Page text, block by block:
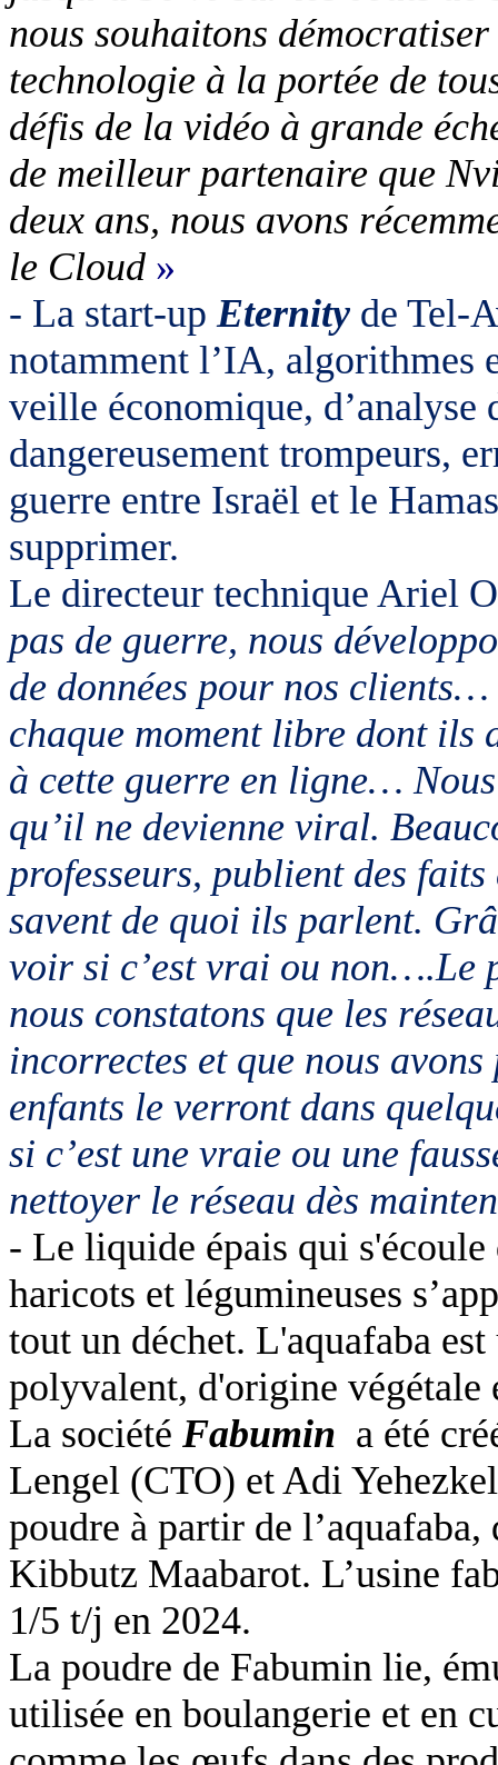
nous souhaitons
technologie à la portée de
défis de la vidéo à grande
de meilleur partenaire que
deux ans, nous avons
le Cloud »
- La start-up Eternity de Tel-
notamment l’IA, algorithmes
veille économique, d’analyse
dangereusement trompeurs,
guerre entre Israël et le
supprimer.
Le directeur technique Ariel
pas de guerre, nous
de données pour nos
chaque moment libre dont ils
à cette guerre en ligne…
qu’il ne devienne viral.
professeurs, publient des
savent de quoi ils parlent.
voir si c’est vrai ou non….Le
nous constatons que les
incorrectes et que nous
enfants le verront dans
si c’est une vraie ou une
nettoyer le réseau dès
- Le liquide épais qui s'écoule
haricots et légumineuses
tout un déchet. L'aquafaba
polyvalent, d'origine végétale
La société Fabumin a été
Lengel (CTO) et Adi
poudre à partir de
Kibbutz Maabarot. L’usine
1/5 t/j en 2024.
La poudre de Fabumin lie,
utilisée en boulangerie et en